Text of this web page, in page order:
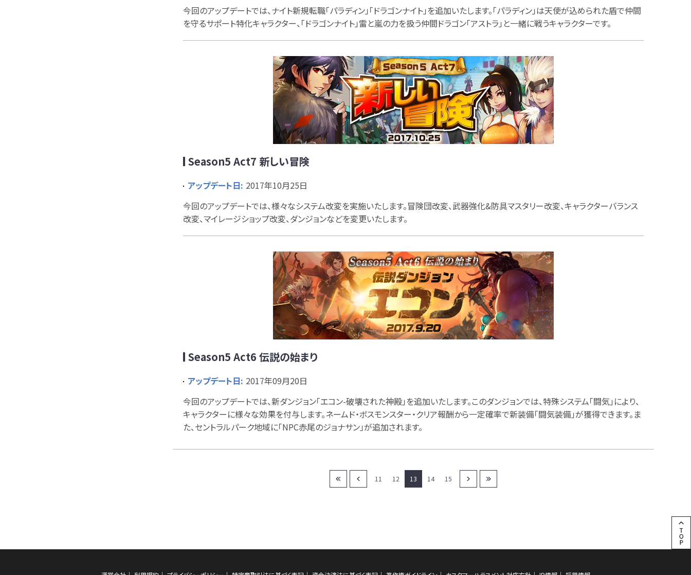
今回のアップデートでは、ナイト新規転職「パラディン」「ドラゴンナイト」を追加いたします。「パラディン」は天使が込められた盾で仲間
を守るサポート特化キャラクター、「ドラゴンナイト」雷と嵐の力を扱う仲間ドラゴン「アストラ」と一緒に戦うキャラクターです。
Season5 Act7 新しい冒険
アップデート日: 2017年10月25日
今回のアップデートでは、様々なシステム改変を実施いたします。冒険団改変、武器強化&防具マスタリー改変、キャラクターバランス
改変、マイレージショップ改変、ダンジョンなどを変更いたします。
Season5 Act6 伝説の始まり
アップデート日: 2017年09月20日
今回のアップデートでは、新ダンジョン「エコン-破壊された神殿」を追加いたします。このダンジョンでは、特殊システム「闘気」により、
キャラクターに様々な効果を付与します。ネームド・ボスモンスター・クリア報酬から一定確率で新装備「闘気装備」が獲得できます。ま
た、セントラルパーク地域に「NPC赤尾のジョナサン」が追加されます。
11 12 13 14 15